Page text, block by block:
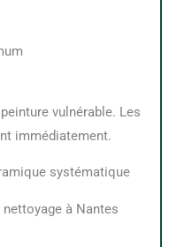
immédiatement.
systématique
à Nantes